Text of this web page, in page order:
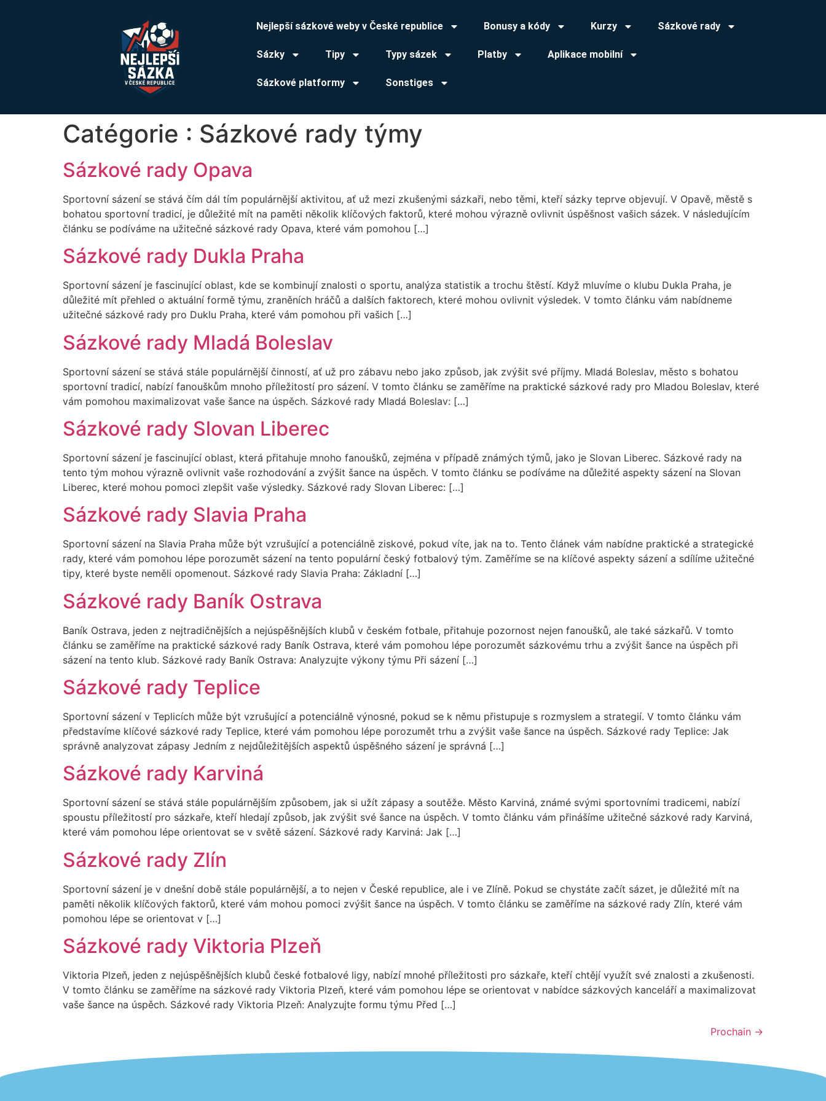
Nejlepší sázkové weby v České republice Bonusy a kódy Kurzy Sázkové rady
Sázky Tipy Typy sázek Platby Aplikace mobilní
Sázkové platformy Sonstiges
Catégorie : Sázkové rady týmy
Sázkové rady Opava
Sportovní sázení se stává čím dál tím populárnější aktivitou, ať už mezi zkušenými sázkaři, nebo těmi, kteří sázky teprve objevují. V Opavě, městě s
bohatou sportovní tradicí, je důležité mít na paměti několik klíčových faktorů, které mohou výrazně ovlivnit úspěšnost vašich sázek. V následujícím
článku se podíváme na užitečné sázkové rady Opava, které vám pomohou […]
Sázkové rady Dukla Praha
Sportovní sázení je fascinující oblast, kde se kombinují znalosti o sportu, analýza statistik a trochu štěstí. Když mluvíme o klubu Dukla Praha, je
důležité mít přehled o aktuální formě týmu, zraněních hráčů a dalších faktorech, které mohou ovlivnit výsledek. V tomto článku vám nabídneme
užitečné sázkové rady pro Duklu Praha, které vám pomohou při vašich […]
Sázkové rady Mladá Boleslav
Sportovní sázení se stává stále populárnější činností, ať už pro zábavu nebo jako způsob, jak zvýšit své příjmy. Mladá Boleslav, město s bohatou
sportovní tradicí, nabízí fanouškům mnoho příležitostí pro sázení. V tomto článku se zaměříme na praktické sázkové rady pro Mladou Boleslav, které
vám pomohou maximalizovat vaše šance na úspěch. Sázkové rady Mladá Boleslav: […]
Sázkové rady Slovan Liberec
Sportovní sázení je fascinující oblast, která přitahuje mnoho fanoušků, zejména v případě známých týmů, jako je Slovan Liberec. Sázkové rady na
tento tým mohou výrazně ovlivnit vaše rozhodování a zvýšit šance na úspěch. V tomto článku se podíváme na důležité aspekty sázení na Slovan
Liberec, které mohou pomoci zlepšit vaše výsledky. Sázkové rady Slovan Liberec: […]
Sázkové rady Slavia Praha
Sportovní sázení na Slavia Praha může být vzrušující a potenciálně ziskové, pokud víte, jak na to. Tento článek vám nabídne praktické a strategické
rady, které vám pomohou lépe porozumět sázení na tento populární český fotbalový tým. Zaměříme se na klíčové aspekty sázení a sdílíme užitečné
tipy, které byste neměli opomenout. Sázkové rady Slavia Praha: Základní […]
Sázkové rady Baník Ostrava
Baník Ostrava, jeden z nejtradičnějších a nejúspěšnějších klubů v českém fotbale, přitahuje pozornost nejen fanoušků, ale také sázkařů. V tomto
článku se zaměříme na praktické sázkové rady Baník Ostrava, které vám pomohou lépe porozumět sázkovému trhu a zvýšit šance na úspěch při
sázení na tento klub. Sázkové rady Baník Ostrava: Analyzujte výkony týmu Při sázení […]
Sázkové rady Teplice
Sportovní sázení v Teplicích může být vzrušující a potenciálně výnosné, pokud se k němu přistupuje s rozmyslem a strategií. V tomto článku vám
představíme klíčové sázkové rady Teplice, které vám pomohou lépe porozumět trhu a zvýšit vaše šance na úspěch. Sázkové rady Teplice: Jak
správně analyzovat zápasy Jedním z nejdůležitějších aspektů úspěšného sázení je správná […]
Sázkové rady Karviná
Sportovní sázení se stává stále populárnějším způsobem, jak si užít zápasy a soutěže. Město Karviná, známé svými sportovními tradicemi, nabízí
spoustu příležitostí pro sázkaře, kteří hledají způsob, jak zvýšit své šance na úspěch. V tomto článku vám přinášíme užitečné sázkové rady Karviná,
které vám pomohou lépe orientovat se v světě sázení. Sázkové rady Karviná: Jak […]
Sázkové rady Zlín
Sportovní sázení je v dnešní době stále populárnější, a to nejen v České republice, ale i ve Zlíně. Pokud se chystáte začít sázet, je důležité mít na
paměti několik klíčových faktorů, které vám mohou pomoci zvýšit šance na úspěch. V tomto článku se zaměříme na sázkové rady Zlín, které vám
pomohou lépe se orientovat v […]
Sázkové rady Viktoria Plzeň
Viktoria Plzeň, jeden z nejúspěšnějších klubů české fotbalové ligy, nabízí mnohé příležitosti pro sázkaře, kteří chtějí využít své znalosti a zkušenosti.
V tomto článku se zaměříme na sázkové rady Viktoria Plzeň, které vám pomohou lépe se orientovat v nabídce sázkových kanceláří a maximalizovat
vaše šance na úspěch. Sázkové rady Viktoria Plzeň: Analyzujte formu týmu Před […]
Prochain →